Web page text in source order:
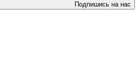
Подпишись на нас